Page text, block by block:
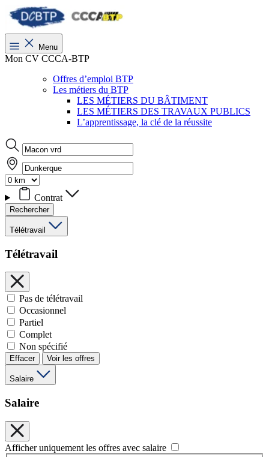
Menu
Mon CV CCCA-BTP
Offres d’emploi BTP
Les métiers du BTP
LES MÉTIERS DU BÂTIMENT
LES MÉTIERS DES TRAVAUX PUBLICS
L’apprentissage, la clé de la réussite
Contrat
Rechercher
Télétravail
Télétravail
Pas de télétravail
Occasionnel
Partiel
Complet
Non spécifié
Effacer Voir les offres
Salaire
Salaire
Afficher uniquement les offres avec salaire